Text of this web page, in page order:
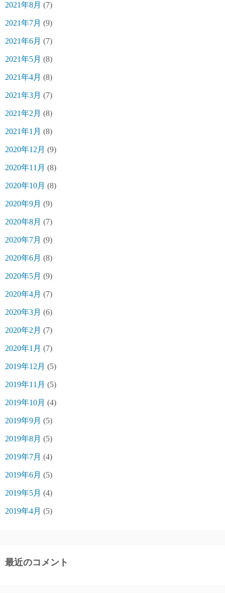
2021年8月 (7)
2021年7月 (9)
2021年6月 (7)
2021年5月 (8)
2021年4月 (8)
2021年3月 (7)
2021年2月 (8)
2021年1月 (8)
2020年12月 (9)
2020年11月 (8)
2020年10月 (8)
2020年9月 (9)
2020年8月 (7)
2020年7月 (9)
2020年6月 (8)
2020年5月 (9)
2020年4月 (7)
2020年3月 (6)
2020年2月 (7)
2020年1月 (7)
2019年12月 (5)
2019年11月 (5)
2019年10月 (4)
2019年9月 (5)
2019年8月 (5)
2019年7月 (4)
2019年6月 (5)
2019年5月 (4)
2019年4月 (5)
最近のコメント